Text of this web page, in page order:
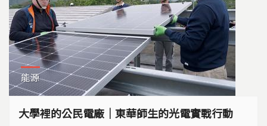
能源
大學裡的公民電廠｜東華師生的光電實戰行動